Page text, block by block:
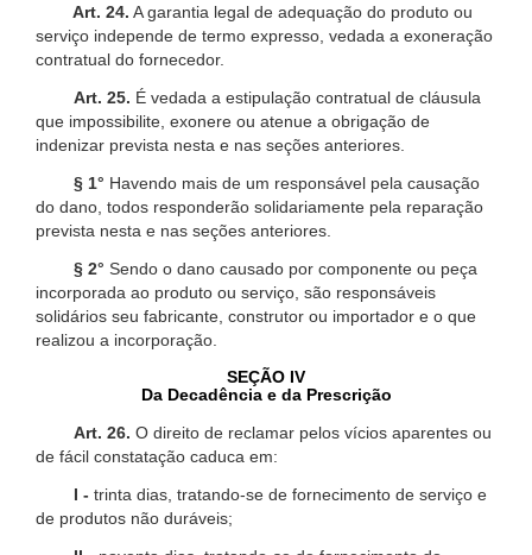
Art. 24. A garantia legal de adequação do produto ou
serviço independe de termo expresso, vedada a exoneração
contratual do fornecedor.
Art. 25. É vedada a estipulação contratual de cláusula
que impossibilite, exonere ou atenue a obrigação de
indenizar prevista nesta e nas seções anteriores.
§ 1° Havendo mais de um responsável pela causação
do dano, todos responderão solidariamente pela reparação
prevista nesta e nas seções anteriores.
§ 2° Sendo o dano causado por componente ou peça
incorporada ao produto ou serviço, são responsáveis
solidários seu fabricante, construtor ou importador e o que
realizou a incorporação.
SEÇÃO IV
Da Decadência e da Prescrição
Art. 26. O direito de reclamar pelos vícios aparentes ou
de fácil constatação caduca em:
I - trinta dias, tratando-se de fornecimento de serviço e
de produtos não duráveis;